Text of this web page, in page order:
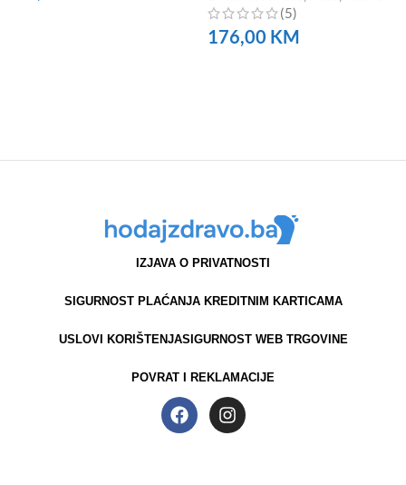
(5)
176,00 KM
IZJAVA O PRIVATNOSTI
SIGURNOST PLAĆANJA KREDITNIM KARTICAMA
USLOVI KORIŠTENJASIGURNOST WEB TRGOVINE
POVRAT I REKLAMACIJE